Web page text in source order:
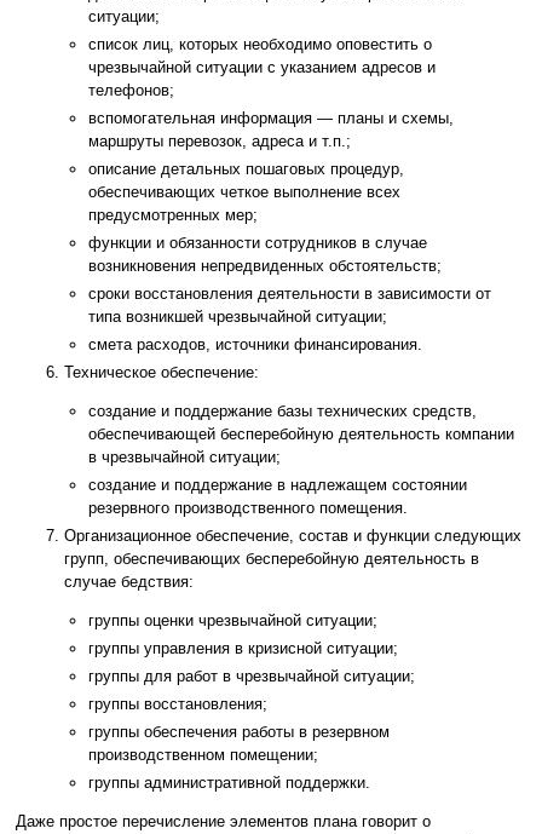
ситуации;
список лиц, которых необходимо оповестить о
чрезвычайной ситуации с указанием адресов и
телефонов;
вспомогательная информация — планы и схемы,
маршруты перевозок, адреса и т.п.;
описание детальных пошаговых процедур,
обеспечивающих четкое выполнение всех
предусмотренных мер;
функции и обязанности сотрудников в случае
возникновения непредвиденных обстоятельств;
сроки восстановления деятельности в зависимости от
типа возникшей чрезвычайной ситуации;
смета расходов, источники финансирования.
Техническое обеспечение:
создание и поддержание базы технических средств,
обеспечивающей бесперебойную деятельность компании
в чрезвычайной ситуации;
создание и поддержание в надлежащем состоянии
резервного производственного помещения.
Организационное обеспечение, состав и функции следующих
групп, обеспечивающих бесперебойную деятельность в
случае бедствия:
группы оценки чрезвычайной ситуации;
группы управления в кризисной ситуации;
группы для работ в чрезвычайной ситуации;
группы восстановления;
группы обеспечения работы в резервном
производственном помещении;
группы административной поддержки.
Даже простое перечисление элементов плана говорит о